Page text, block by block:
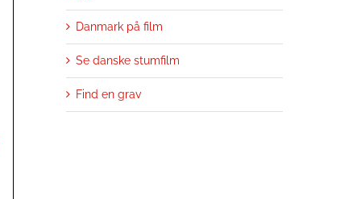
Danmark på film
Se danske stumfilm
Find en grav